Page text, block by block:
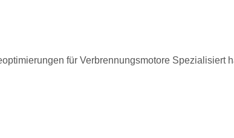
für Verbrennungsmotore Spezialisiert